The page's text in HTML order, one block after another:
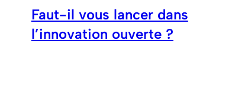
Faut-il vous lancer dans
l’innovation ouverte ?